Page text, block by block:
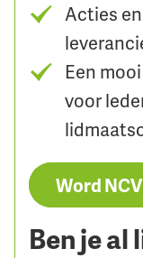
Acties
Een
voor
Word
Ben je al